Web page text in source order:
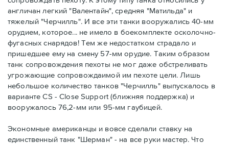
англичан легкий "Валентайн", средняя "Матильда" и
тяжелый "Черчилль". И все эти танки вооружались 40-мм
орудием, которое... не имело в боекомплекте осколочно-
фугасных снарядов! Тем же недостатком страдало и
пришедшее ему на смену 57-мм орудие. Таким образом
танк сопровождения пехоты не мог даже обстреливать
угрожающие сопровождаимой им пехоте цели. Лишь
небольшое количество танков "Черчилль" выпускалось в
варианте CS - Close Support (ближняя поддержка) и
вооружалось 76,2-мм или 95-мм гаубицей.
Экономные американцы и вовсе сделали ставку на
единственный танк "Шерман" - на все руки мастер. Что